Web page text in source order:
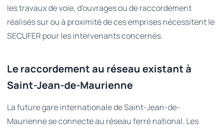
les travaux de voie, d'ouvrages ou de raccordement
réalisés sur ou à proximité de ces emprises nécessitent le
SECUFER pour les intervenants concernés.
Le raccordement au réseau existant à
Saint-Jean-de-Maurienne
La future gare internationale de Saint-Jean-de-
Maurienne se connecte au réseau ferré national. Les